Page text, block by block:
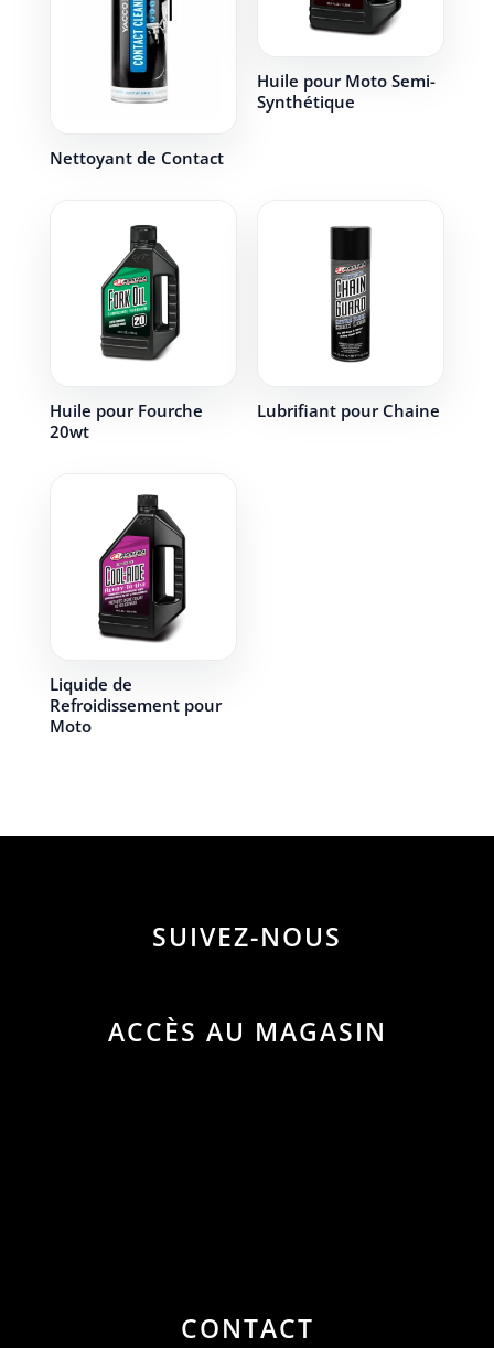
Nettoyant de Contact
Huile pour Moto Semi-
Synthétique
Huile pour Fourche
20wt
Lubrifiant pour Chaine
Liquide de
Refroidissement pour
Moto
SUIVEZ-NOUS
ACCÈS AU MAGASIN
CONTACT